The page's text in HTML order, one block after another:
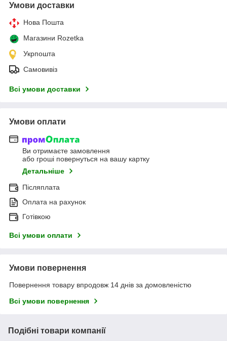
Умови доставки
Нова Пошта
Магазини Rozetka
Укрпошта
Самовивіз
Всі умови доставки
Умови оплати
Ви отримаєте замовлення
або гроші повернуться на вашу картку
Детальніше
Післяплата
Оплата на рахунок
Готівкою
Всі умови оплати
Умови повернення
Повернення товару впродовж 14 днів за домовленістю
Всі умови повернення
Подібні товари компанії